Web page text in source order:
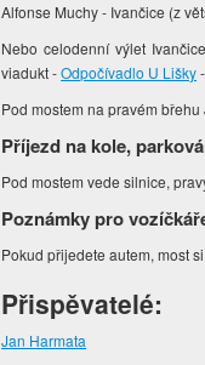
Alfonse Muchy - Ivančice (z
Nebo celodenní výlet
viadukt -Odpočívadlo U Lišky
Pod mostem na pravém
Příjezd na kole,
Pod mostem vede silnice,
Poznámky pro
Pokud přijedete autem, most
Přispěvatelé:
Jan Harmata